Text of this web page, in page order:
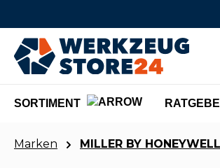
SORTIMENT
Marken MILLER BY HONEYWELL